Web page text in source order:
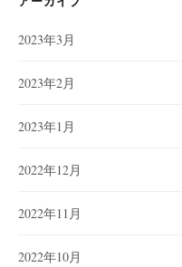
2023年3月
2023年2月
2023年1月
2022年12月
2022年11月
2022年10月